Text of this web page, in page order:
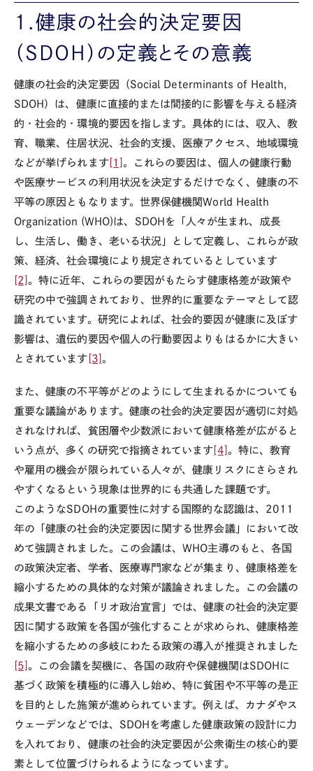
1.健康の社会的決定要因
（SDOH）の定義とその意義
健康の社会的決定要因（ Social Determinants of Health,
SDOH ）は、健康に直接的または間接的に影響を与える経済
的・社会的・環境的要因を指します。具体的には、収入、教
育、職業、住居状況、社会的支援、医療アクセス、地域環境
などが挙げられます[1] 。これらの要因は、個人の健康行動
や医療サービスの利用状況を決定するだけでなく、健康の不
平等の原因ともなります。世界保健機関World Health
Organization (WHO)は、 SDOH を「人々が生まれ、成長
し、生活し、働き、老いる状況」として定義し、これらが政
策、経済、社会環境により規定されているとしています
[2]。特に近年、これらの要因がもたらす健康格差が政策や
研究の中で強調されており、世界的に重要なテーマとして認
識されています。研究によれば、社会的要因が健康に及ぼす
影響は、遺伝的要因や個人の行動要因よりもはるかに大きい
とされています [3] 。
また、健康の不平等がどのようにして生まれるかについても
重要な議論があります。健康の社会的決定要因が適切に対処
されなければ、貧困層や少数派において健康格差が広がると
いう点が、多くの研究で指摘されています [4] 。特に、教育
や雇用の機会が限られている人々が、健康リスクにさらされ
やすくなるという現象は世界的にも共通した課題です。
このようなSDOH の重要性に対する国際的な認識は、 2011
年の「健康の社会的決定要因に関する世界会議」において改
めて強調されました。この会議は、WHO主導のもと、各国
の政策決定者、学者、医療専門家などが集まり、健康格差を
縮小するための具体的な対策が議論されました。この会議の
成果文書である「リオ政治宣言」では、健康の社会的決定要
因に関する政策を各国が強化することが求められ、健康格差
を縮小するための多岐にわたる政策の導入が推奨されました
[5]。この会議を契機に、各国の政府や保健機関はSDOH に
基づく政策を積極的に導入し始め、特に貧困や不平等の是正
を目的とした施策が進められています。例えば、カナダやス
ウェーデンなどでは、 SDOH を考慮した健康政策の設計に力
を入れており、健康の社会的決定要因が公衆衛生の核心的要
素として位置づけられるようになっています。